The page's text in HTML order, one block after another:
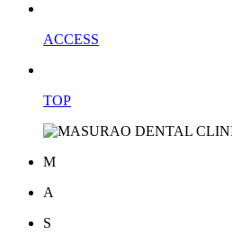
ACCESS
TOP
M
A
S